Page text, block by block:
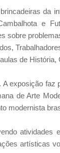
da
e
sobre
de História,
exposição faz
de Arte
modernista
atividades
artísticas